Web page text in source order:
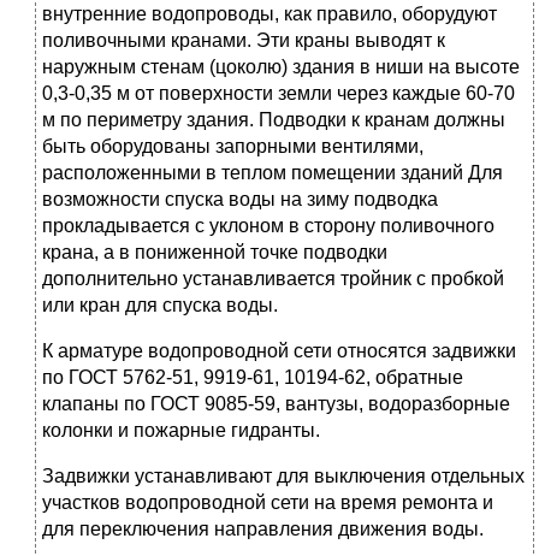
внутренние водопроводы, как правило, оборудуют
поливочными кранами. Эти краны выводят к
наружным стенам (цоколю) здания в ниши на высоте
0,3-0,35 м от поверхности земли через каждые 60-70
м по периметру здания. Подводки к кранам должны
быть оборудованы запорными вентилями,
расположенными в теплом помещении зданий Для
возможности спуска воды на зиму подводка
прокладывается с уклоном в сторону поливочного
крана, а в пониженной точке подводки
дополнительно устанавливается тройник с пробкой
или кран для спуска воды.
К арматуре водопроводной сети относятся задвижки
по ГОСТ 5762-51, 9919-61, 10194-62, обратные
клапаны по ГОСТ 9085-59, вантузы, водоразборные
колонки и пожарные гидранты.
Задвижки устанавливают для выключения отдельных
участков водопроводной сети на время ремонта и
для переключения направления движения воды.